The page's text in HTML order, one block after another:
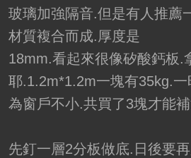
玻璃加強隔音.但是有人推薦
材質複合而成.厚度是
18mm.看起來很像矽酸鈣板.
耶.1.2m*1.2m一塊有35kg.
為窗戶不小.共買了3塊才能
先釘一層2分板做底.日後要